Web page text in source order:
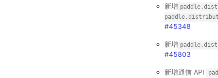
新增
#45348
新增
#45803
新增通信 API